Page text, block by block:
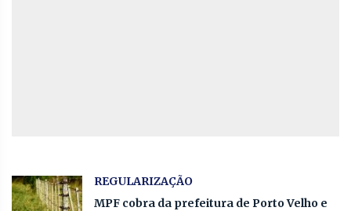
REGULARIZAÇÃO
MPF cobra da prefeitura de Porto Velho e